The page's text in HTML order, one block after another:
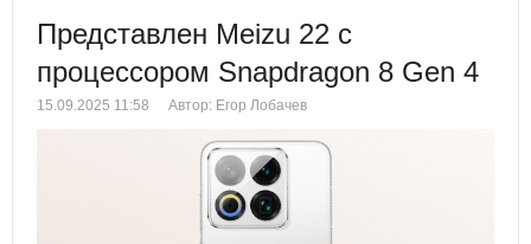
Представлен Meizu 22 с
процессором Snapdragon 8 Gen 4
15.09.2025 11:58 Автор: Егор Лобачев